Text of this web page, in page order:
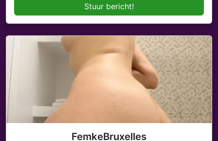
Stuur bericht!
FemkeBruxelles